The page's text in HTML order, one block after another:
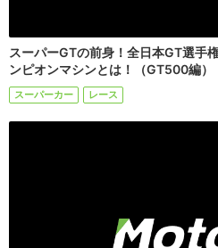
スーパーGTの前身！全日本GT選手
ンピオンマシンとは！（GT500編）
スーパーカー レース